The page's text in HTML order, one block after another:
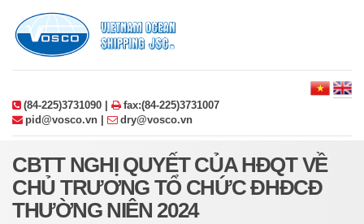
(84-225)3731090 |
fax:(84-225)3731007
pid@vosco.vn |
dry@vosco.vn
CBTT NGHỊ QUYẾT CỦA HĐQT VỀ
CHỦ TRƯƠNG TỔ CHỨC ĐHĐCĐ
THƯỜNG NIÊN 2024